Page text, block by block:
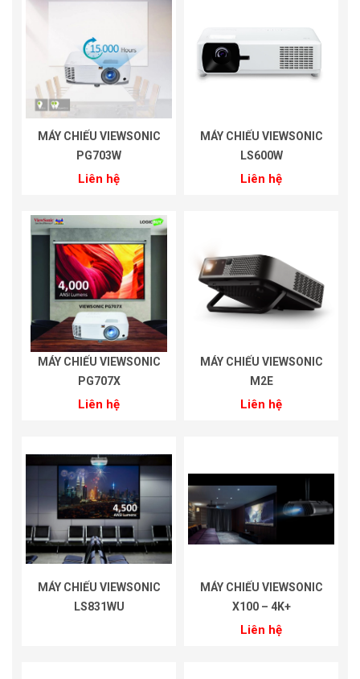
MÁY CHIẾU VIEWSONIC
PG703W
Liên hệ
MÁY CHIẾU VIEWSONIC
LS600W
Liên hệ
MÁY CHIẾU VIEWSONIC
PG707X
Liên hệ
MÁY CHIẾU VIEWSONIC
M2E
Liên hệ
MÁY CHIẾU VIEWSONIC
LS831WU
MÁY CHIẾU VIEWSONIC
X100 – 4K+
Liên hệ